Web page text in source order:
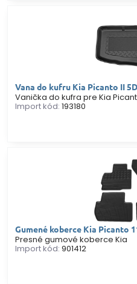
Vana do kufru Kia Picanto II
Vanička do kufra pre Kia Picanto
Import kód: 193180
Gumené koberce Kia Picanto
Presné gumové koberce Kia
Import kód: 901412